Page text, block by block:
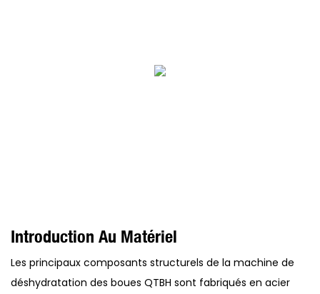
Introduction Au Matériel
Les principaux composants structurels de la machine de
déshydratation des boues QTBH sont fabriqués en acier